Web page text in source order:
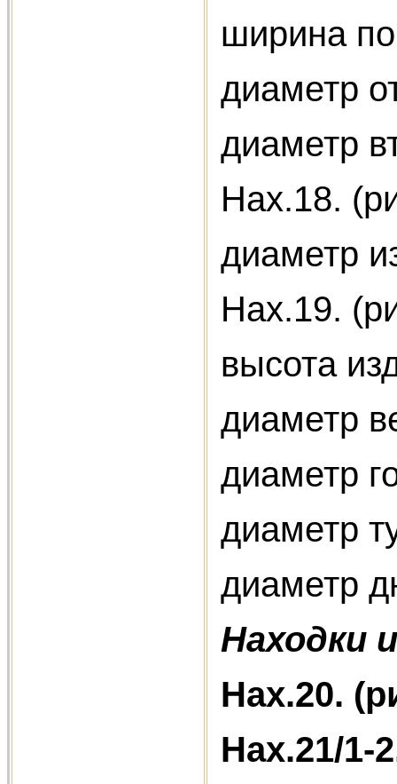
ширина
диаметр
диаметр
Нах.18.
диаметр
Нах.19.
высота
диаметр
диаметр
диаметр
диаметр
Находки
Нах.20.
Нах.21/1-